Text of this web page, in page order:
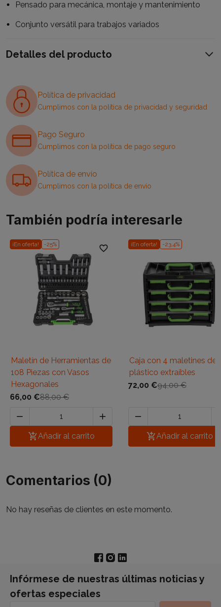
Pensado para mecánica, montaje y mantenimiento
Conjunto versátil para trabajos variados
Detalles del producto
Política de privacidad
Cumplimos con la política de privacidad y seguridad
Pago Seguro
Cumplimos con la política de pago seguro
Política de envío
Cumplimos con la política de envío
También podría interesarle
¡En oferta! -25% favorite_border
Maletín de Herramientas de
108 Piezas con Vasos
Hexagonales
66,00 €88,00 €


Añadir al carrito
¡En oferta! -23,4%
Caja con 4 maletines de
plástico extraíbles
72,00 €94,00 €

Añadir al carrito
Comentarios (0)
No hay reseñas de clientes en este momento.
Infórmese de nuestras últimas noticias y
ofertas especiales